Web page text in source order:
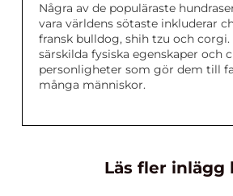
Några av de populäraste
vara världens sötaste inkluderar
fransk bulldog, shih tzu och corgi.
särskilda fysiska egenskaper och
personligheter som gör dem till
många människor.
Läs fler inlägg